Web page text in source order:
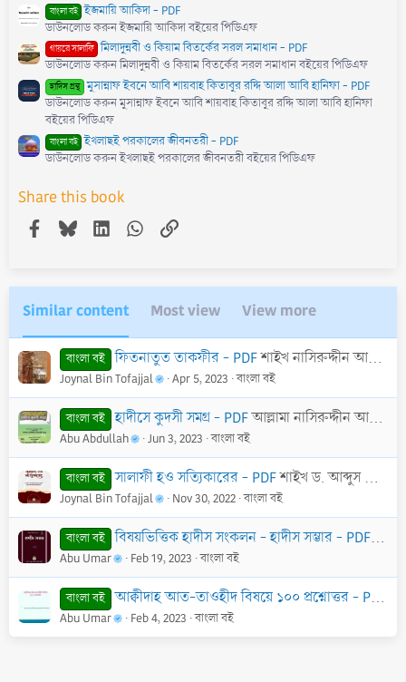
বাংলা বই ইজমায়ি আকিদা - PDF
ডাউনলোড করুন ইজমায়ি আকিদা বইয়ের পিডিএফ
গায়রে সালাফি মিলাদুন্নবী ও কিয়াম বিতর্কের সরল সমাধান - PDF
ডাউনলোড করুন মিলাদুন্নবী ও কিয়াম বিতর্কের সরল সমাধান বইয়ের পিডিএফ
হাদিস গ্রন্থ মুসান্নাফ ইবনে আবি শায়বাহ কিতাবুর রদ্দি আলা আবি হানিফা - PDF
ডাউনলোড করুন মুসান্নাফ ইবনে আবি শায়বাহ কিতাবুর রদ্দি আলা আবি হানিফা
বইয়ের পিডিএফ
বাংলা বই ইখলাছই পরকালের জীবনতরী - PDF
ডাউনলোড করুন ইখলাছই পরকালের জীবনতরী বইয়ের পিডিএফ
Share this book
Facebook
BlueskyLinkedInWhatsApp
Link
Similar content Most view View more
বাংলা বই ফিতনাতুত তাকফীর - PDFশাইখ নাসিরুদ্দীন আলবানী রাহিমাহুল্লাহ
Joynal Bin Tofajjal Apr 5, 2023 বাংলা বই
বাংলা বই হাদীসে কুদসী সমগ্র - PDFআল্লামা নাসিরুদ্দীন আলবানী (রাহি.)
Abu Abdullah Jun 3, 2023 বাংলা বই
বাংলা বই সালাফী হও সত্যিকারের - PDFশাইখ ড. আব্দুস সালাম ইবনে সালেম আস-সুহাইমী
Joynal Bin Tofajjal Nov 30, 2022 বাংলা বই
বাংলা বই বিষয়ভিত্তিক হাদীস সংকলন - হাদীস সম্ভার - PDF
Abu Umar Feb 19, 2023 বাংলা বই
বাংলা বই আক্বীদাহ আত-তাওহীদ বিষয়ে ১০০ প্রশ্নোত্তর - PDF
Abu Umar Feb 4, 2023 বাংলা বই